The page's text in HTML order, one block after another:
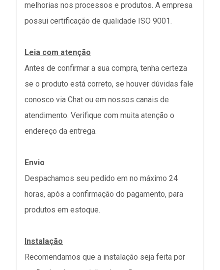
melhorias nos processos e produtos. A empresa
possui certificação de qualidade ISO 9001.
Leia com atenção
Antes de confirmar a sua compra, tenha certeza
se o produto está correto, se houver dúvidas fale
conosco via Chat ou em nossos canais de
atendimento. Verifique com muita atenção o
endereço da entrega.
Envio
Despachamos seu pedido em no máximo 24
horas, após a confirmação do pagamento, para
produtos em estoque.
Instalação
Recomendamos que a instalação seja feita por